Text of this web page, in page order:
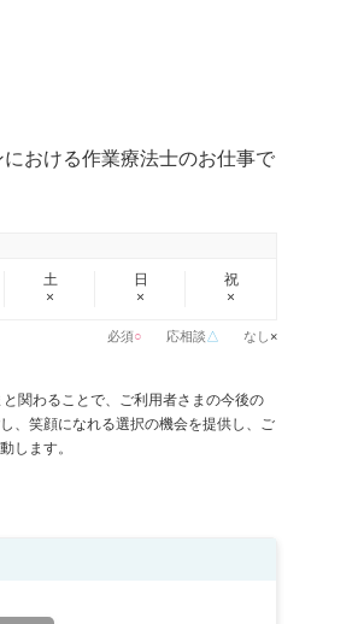
おける作業療法士のお仕事で
土
×
日
×
祝
×
必須○ 応相談 △ なし ×
、笑顔になれる選択の機会を提供し、ご
します。